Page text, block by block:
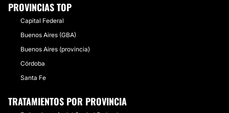
PROVINCIAS TOP
Capital Federal
Buenos Aires (GBA)
Buenos Aires (provincia)
Córdoba
Santa Fe
TRATAMIENTOS POR PROVINCIA